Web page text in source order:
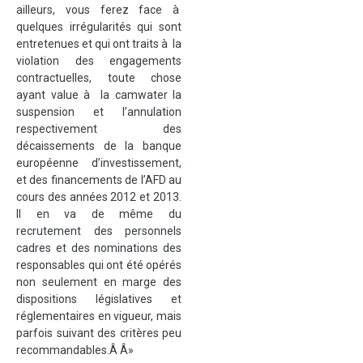
ailleurs, vous ferez face à
quelques irrégularités qui sont
entretenues et qui ont traits à la
violation des engagements
contractuelles, toute chose
ayant value à la camwater la
suspension et l’annulation
respectivement des
décaissements de la banque
européenne d’investissement,
et des financements de l’AFD au
cours des années 2012 et 2013.
Il en va de même du
recrutement des personnels
cadres et des nominations des
responsables qui ont été opérés
non seulement en marge des
dispositions législatives et
réglementaires en vigueur, mais
parfois suivant des critères peu
recommandables.Â Â»